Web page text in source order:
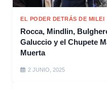
EL PODER DETRÁS DE MILEI
Rocca, Mindlin,
Galuccio y el Chupete
Muerta
2 JUNIO, 2025